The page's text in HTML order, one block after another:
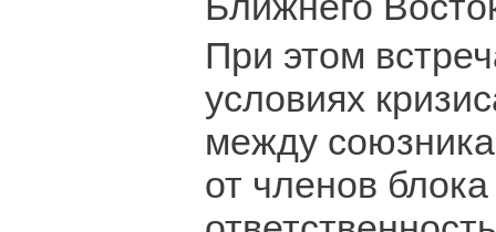
При этом
условиях
между
от членов